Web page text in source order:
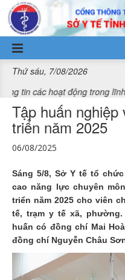
Truy cập nội dung luôn
Thứ sáu, 7/08/2026
hoạt động trong lĩnh vực
Tập huấn
triển năm 2025
06/08/2025
Sáng 5/8, Sở Y tế tổ
cao năng lực chuyên
triển năm 2025 cho viên
tế, trạm y tế xã,
huấn có đồng chí Mai
đồng chí Nguyễn Châu